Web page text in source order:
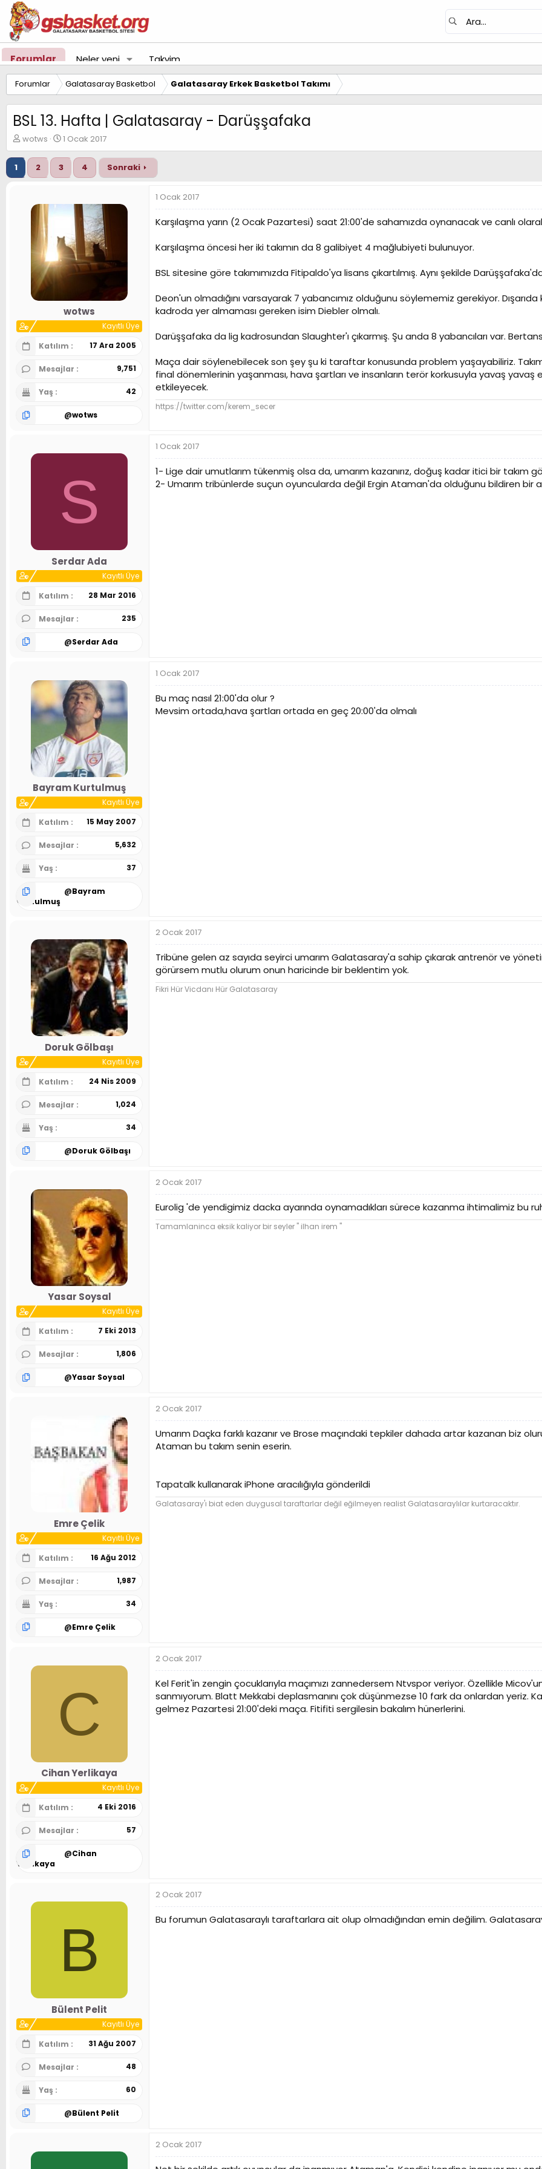
Forumlar Neler yeni Takvim
Forumlar Galatasaray Basketbol Galatasaray Erkek Basketbol Takımı
BSL 13. Hafta | Galatasaray - Darüşşafaka
K
o
n
u
y
wotws
B
a
ş
l
a
g
ı
t
a
r
i
h
1 Ocak 2017
1 2 3 4 Sonraki
wotws
Kayıtlı Üye
Katılım
17 Ara 2005
Mesajlar 9,751
Yaş 42
@wotws
1 Ocak 2017
Karşılaşma yarın (2 Ocak Pazartesi) saat 21:00'de sahamızda oynanacak ve canlı
Karşılaşma öncesi her iki takımın da 8 galibiyet 4 mağlubiyeti bulunuyor.
BSL sitesine göre takımımızda Fitipaldo'ya lisans çıkartılmış. Aynı şekilde
Deon'un olmadığını varsayarak 7 yabancımız olduğunu söylememiz gerekiyor.
kadroda yer almaması gereken isim Diebler olmalı.
Darüşşafaka da lig kadrosundan Slaughter'ı çıkarmış. Şu anda 8 yabancıları var.
Maça dair söylenebilecek son şey şu ki taraftar konusunda problem yaşayabiliriz.
final dönemlerinin yaşanması, hava şartları ve insanların terör korkusuyla yavaş
etkileyecek.
https://twitter.com/kerem_secer
S
Serdar Ada
Kayıtlı Üye
Katılım
28 Mar 2016
Mesajlar 235
@Serdar Ada
1 Ocak 2017
1- Lige dair umutlarım tükenmiş olsa da, umarım kazanırız, doğuş kadar itici bir takım
2- Umarım tribünlerde suçun oyuncularda değil Ergin Ataman'da olduğunu bildiren bir
Bayram Kurtulmuş
Kayıtlı Üye
Katılım
15 May 2007
Mesajlar 5,632
Yaş 37
@Bayram
Kurtulmuş
1 Ocak 2017
Bu maç nasıl 21:00'da olur ?
Mevsim ortada,hava şartları ortada en geç 20:00'da olmalı
Doruk Gölbaşı
Kayıtlı Üye
Katılım
24 Nis 2009
Mesajlar 1,024
Yaş 34
@Doruk Gölbaşı
2 Ocak 2017
Tribüne gelen az sayıda seyirci umarım Galatasaray'a sahip çıkarak antrenör ve
görürsem mutlu olurum onun haricinde bir beklentim yok.
Fikri Hür Vicdanı Hür Galatasaray
Yasar Soysal
Kayıtlı Üye
Katılım
7 Eki 2013
Mesajlar 1,806
@Yasar Soysal
2 Ocak 2017
Eurolig 'de yendigimiz dacka ayarında oynamadıkları sürece kazanma ihtimalimiz bu
Tamamlaninca eksik kaliyor bir seyler '' ilhan irem ''
Emre Çelik
Kayıtlı Üye
Katılım
16 Ağu 2012
Mesajlar 1,987
Yaş 34
@Emre Çelik
2 Ocak 2017
Umarım Daçka farklı kazanır ve Brose maçındaki tepkiler dahada artar kazanan biz
Ataman bu takım senin eserin.
Tapatalk kullanarak iPhone aracılığıyla gönderildi
Galatasaray'ı biat eden duygusal taraftarlar değil eğilmeyen realist Galatasaraylılar kurtaracaktır.
C
Cihan Yerlikaya
Kayıtlı Üye
Katılım
4 Eki 2016
Mesajlar 57
@Cihan
Yerlikaya
2 Ocak 2017
Kel Ferit'in zengin çocuklarıyla maçımızı zannedersem Ntvspor veriyor. Özellikle
sanmıyorum. Blatt Mekkabi deplasmanını çok düşünmezse 10 fark da onlardan
gelmez Pazartesi 21:00'deki maça. Fitifiti sergilesin bakalım hünerlerini.
B
Bülent Pelit
Kayıtlı Üye
Katılım
31 Ağu 2007
Mesajlar 48
Yaş 60
@Bülent Pelit
2 Ocak 2017
Bu forumun Galatasaraylı taraftarlara ait olup olmadığından emin değilim.
2 Ocak 2017